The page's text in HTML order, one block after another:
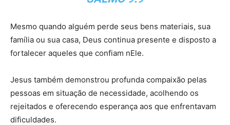
Mesmo quando alguém perde seus bens materiais, sua
família ou sua casa, Deus continua presente e disposto a
fortalecer aqueles que confiam nEle.
Jesus também demonstrou profunda compaixão pelas
pessoas em situação de necessidade, acolhendo os
rejeitados e oferecendo esperança aos que enfrentavam
dificuldades.